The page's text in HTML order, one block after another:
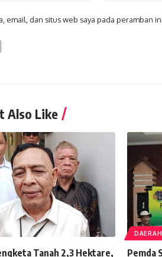
email, dan situs web saya pada peramban
Also Like
Tanah 2,3 Hektare,
DAERAH
Pemda